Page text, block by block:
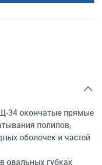
34 окончатые прямые
полипов,
оболочек и частей
овальных губках